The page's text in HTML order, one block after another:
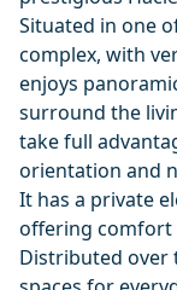
Situated in one
complex, with
enjoys
surround the
take full
orientation and
It has a private
offering comfort
Distributed over